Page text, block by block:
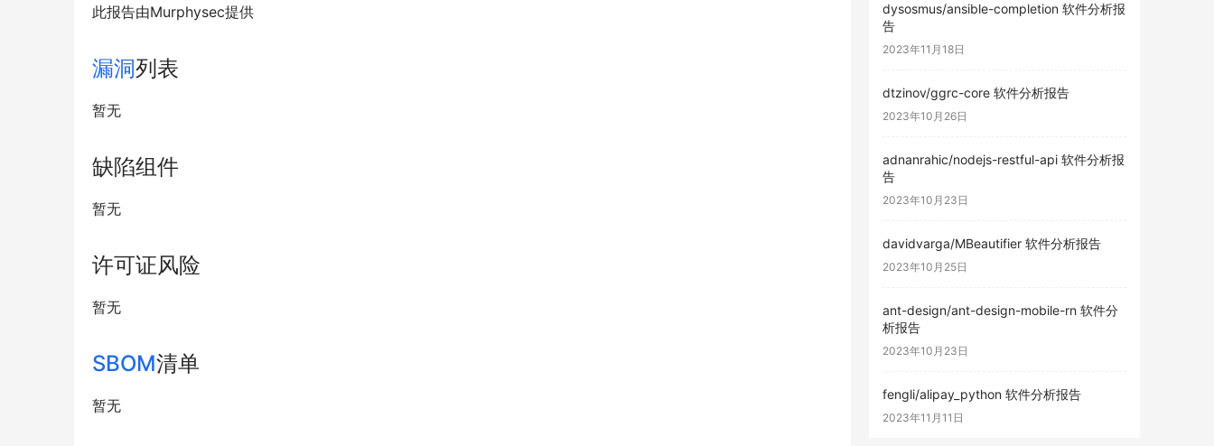
此报告由Murphysec提供
漏洞列表
暂无
缺陷组件
暂无
许可证风险
暂无
SBOM清单
暂无
dysosmus/ansible-completion 软件分析报
告
2023年11月18日
dtzinov/ggrc-core 软件分析报告
2023年10月26日
adnanrahic/nodejs-restful-api 软件分析报
告
2023年10月23日
davidvarga/MBeautifier 软件分析报告
2023年10月25日
ant-design/ant-design-mobile-rn 软件分
析报告
2023年10月23日
fengli/alipay_python 软件分析报告
2023年11月11日